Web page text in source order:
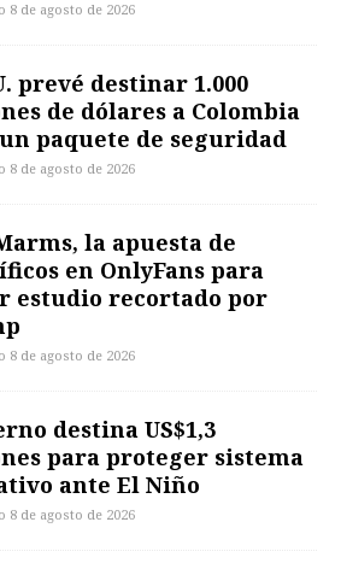
8 de agosto de 2026
prevé destinar 1.000
de dólares a Colombia
paquete de seguridad
8 de agosto de 2026
la apuesta de
en OnlyFans para
estudio recortado por
8 de agosto de 2026
destina US$1,3
para proteger sistema
ante El Niño
8 de agosto de 2026